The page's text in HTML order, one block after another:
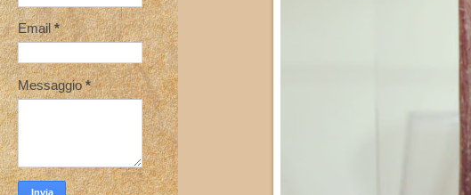
Email*
Messaggio*